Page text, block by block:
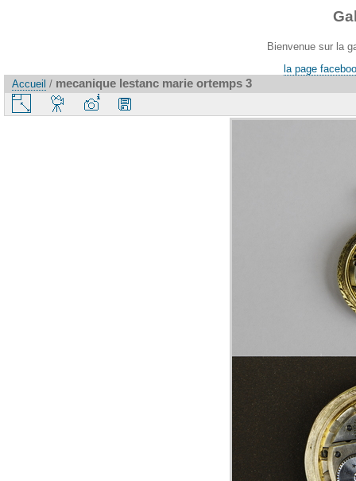
Bienvenue sur la
la page
Accueil / mecanique lestanc marie ortemps 3